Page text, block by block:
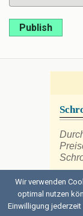
Publish
Wir verwenden
optimal nutzen
Einwilligung